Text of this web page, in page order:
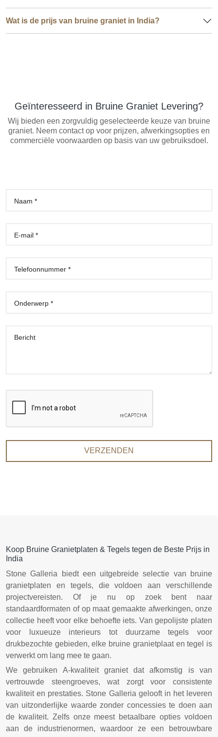
Wat is de prijs van bruine graniet in India?
Geïnteresseerd in Bruine Graniet Levering?
Wij bieden een zorgvuldig geselecteerde keuze van bruine
graniet. Neem contact op voor prijzen, afwerkingsopties en
commerciële voorwaarden op basis van uw gebruiksdoel.
Naam *
E-mail *
Telefoonnummer *
Onderwerp *
Bericht
VERZENDEN
Koop Bruine Granietplaten & Tegels tegen de Beste Prijs in
India
Stone Galleria biedt een uitgebreide selectie van bruine
granietplaten en tegels, die voldoen aan verschillende
projectvereisten. Of je nu op zoek bent naar
standaardformaten of op maat gemaakte afwerkingen, onze
collectie heeft voor elke behoefte iets. Van gepolijste platen
voor luxueuze interieurs tot duurzame tegels voor
drukbezochte gebieden, elke bruine granietplaat en tegel is
verwerkt om lang mee te gaan.
We gebruiken A-kwaliteit graniet dat afkomstig is van
vertrouwde steengroeves, wat zorgt voor consistente
kwaliteit en prestaties. Stone Galleria gelooft in het leveren
van uitzonderlijke waarde zonder concessies te doen aan
de kwaliteit. Zelfs onze meest betaalbare opties voldoen
aan de industrienormen, waardoor ze een betrouwbare